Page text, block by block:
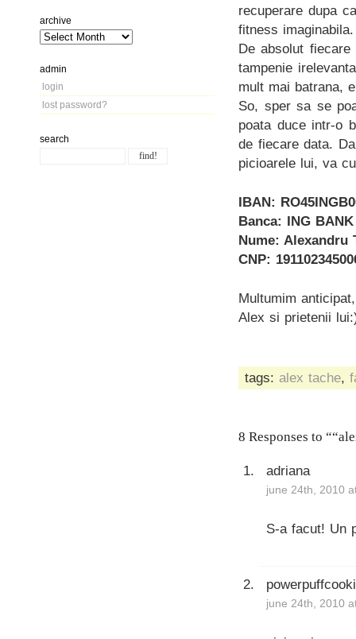
archive
admin
login
lost password?
search
recuperare dupa
fitness imaginabila.
De absolut
tampenie
mult mai batrana,
So, sper sa se
poata duce intr-o
de fiecare data.
picioarele lui, va
IBAN:
Banca: ING
Nume: Alexandru
CNP:
Multumim anticipat,
Alex si prietenii
tags: alex tache,
8 Responses to
adriana
june 24th, 2010
S-a facut! Un
june 24th, 2010